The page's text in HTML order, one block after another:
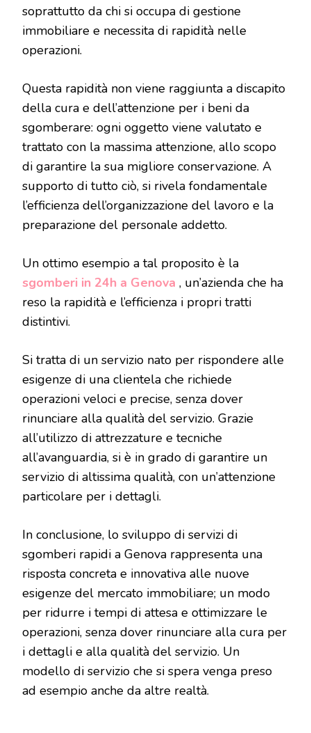
soprattutto da chi si occupa di gestione
immobiliare e necessita di rapidità nelle
operazioni.
Questa rapidità non viene raggiunta a discapito
della cura e dell’attenzione per i beni da
sgomberare: ogni oggetto viene valutato e
trattato con la massima attenzione, allo scopo
di garantire la sua migliore conservazione. A
supporto di tutto ciò, si rivela fondamentale
l’efficienza dell’organizzazione del lavoro e la
preparazione del personale addetto.
Un ottimo esempio a tal proposito è la
sgomberi in 24h a Genova , un’azienda che ha
reso la rapidità e l’efficienza i propri tratti
distintivi.
Si tratta di un servizio nato per rispondere alle
esigenze di una clientela che richiede
operazioni veloci e precise, senza dover
rinunciare alla qualità del servizio. Grazie
all’utilizzo di attrezzature e tecniche
all’avanguardia, si è in grado di garantire un
servizio di altissima qualità, con un’attenzione
particolare per i dettagli.
In conclusione, lo sviluppo di servizi di
sgomberi rapidi a Genova rappresenta una
risposta concreta e innovativa alle nuove
esigenze del mercato immobiliare; un modo
per ridurre i tempi di attesa e ottimizzare le
operazioni, senza dover rinunciare alla cura per
i dettagli e alla qualità del servizio. Un
modello di servizio che si spera venga preso
ad esempio anche da altre realtà.